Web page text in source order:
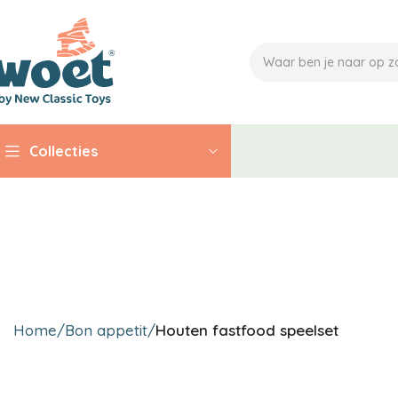
Collecties
Home Bon appetit Houten fastfood speelset